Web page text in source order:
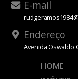
E-mail
Endereço
Avenida Oswaldo
HOME